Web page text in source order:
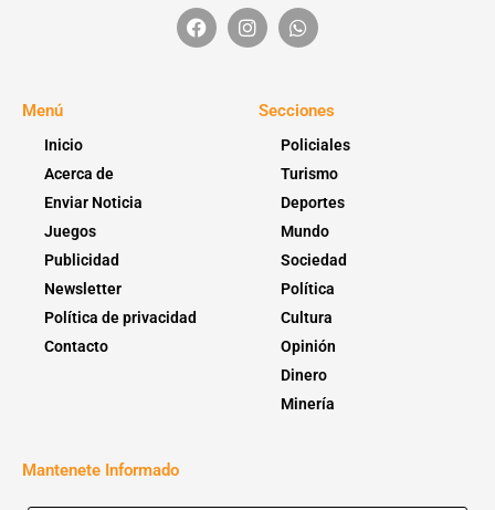
Menú
Inicio
Acerca de
Enviar Noticia
Juegos
Publicidad
Newsletter
Política de privacidad
Contacto
Secciones
Policiales
Turismo
Deportes
Mundo
Sociedad
Política
Cultura
Opinión
Dinero
Minería
Mantenete Informado